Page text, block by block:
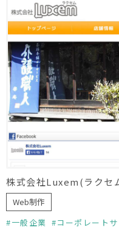
Web制作
一般企業
コーポレートサ